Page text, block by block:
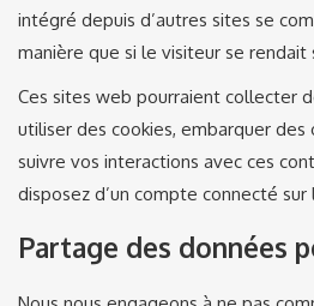
intégré depuis d’autres sites se
manière que si le visiteur se rendait
Ces sites web pourraient collecter
utiliser des cookies, embarquer des
suivre vos interactions avec ces
disposez d’un compte connecté
Partage des données